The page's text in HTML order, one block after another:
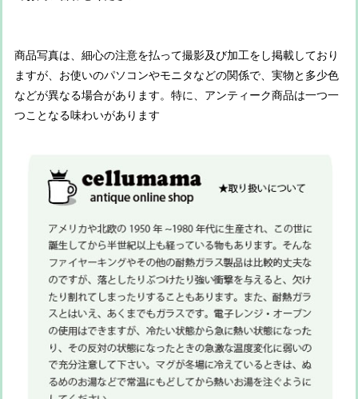
商品写真は、細心の注意を払って撮影及び加工をし掲載しており
ますが、お使いのパソコンやモニタなどの関係で、実物と多少色
などが異なる場合があります。特に、アンティーク商品は一つ一
つことなる味わいがあります